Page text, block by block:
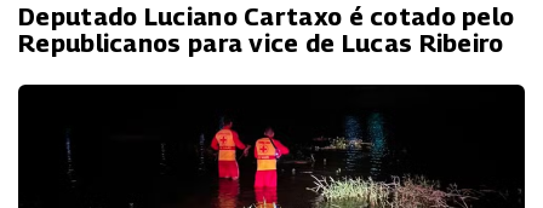
Deputado Luciano Cartaxo é cotado pelo
Republicanos para vice de Lucas Ribeiro